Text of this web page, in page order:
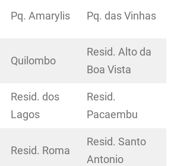
Pq. Amarylis Pq. das Vinhas
Quilombo
Resid. Alto da
Boa Vista
Resid. dos
Lagos
Resid.
Pacaembu
Resid. Roma
Resid. Santo
Antonio